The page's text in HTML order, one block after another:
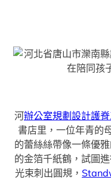
河辦公室規劃設計護
書店里，一位年青的
的蕾絲絲帶像一條優
的金箔千紙鶴，試圖
光束刺出圓規，